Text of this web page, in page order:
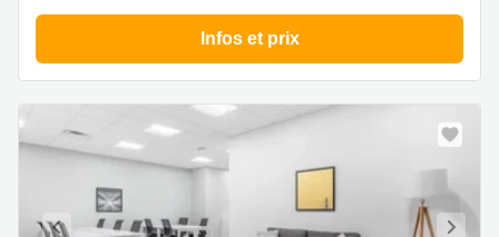
Infos et prix